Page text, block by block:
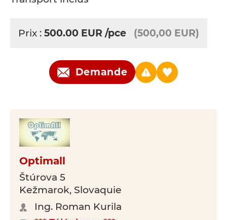
Prix : 500.00 EUR /pce (500,00 EUR)
Demande
Optimall
Štúrova 5
Kežmarok, Slovaquie
Ing. Roman Kurila